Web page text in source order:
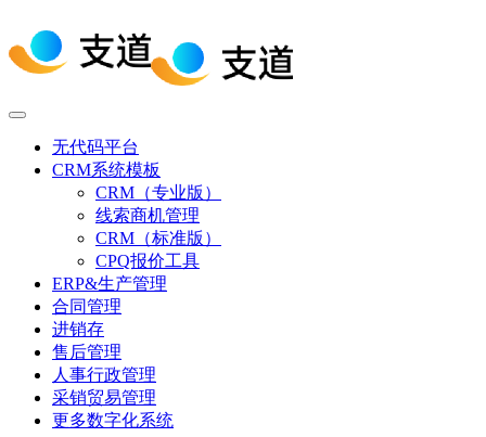
无代码平台
CRM系统模板
CRM（专业版）
线索商机管理
CRM（标准版）
CPQ报价工具
ERP&生产管理
合同管理
进销存
售后管理
人事行政管理
采销贸易管理
更多数字化系统